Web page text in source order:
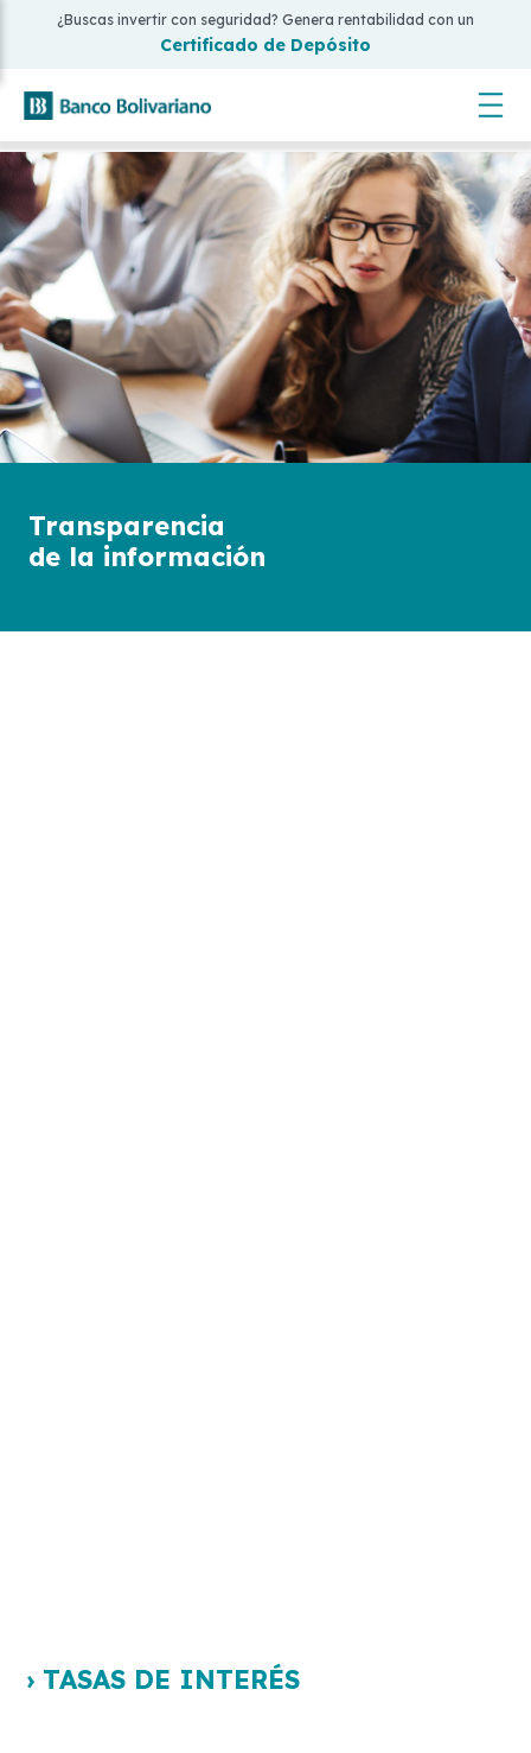
¿Buscas invertir con seguridad? Genera rentabilidad con un
Certificado de Depósito
Transparencia
de la información
› TASAS DE INTERÉS